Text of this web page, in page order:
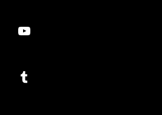
YouTube
Tumblr